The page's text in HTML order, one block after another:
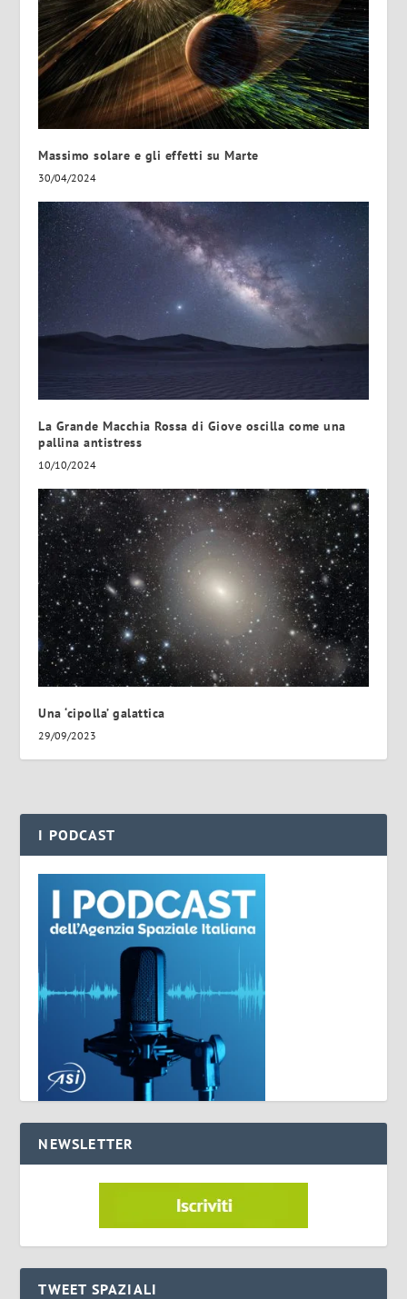
Massimo solare e gli effetti su Marte
30/04/2024
La Grande Macchia Rossa di Giove oscilla come una
pallina antistress
10/10/2024
Una ‘cipolla’ galattica
29/09/2023
I PODCAST
NEWSLETTER
TWEET SPAZIALI